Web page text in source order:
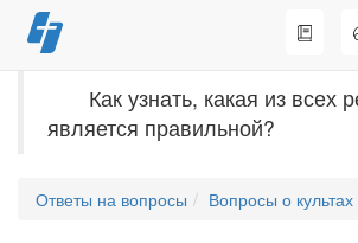
Перейти
к
Как узнать, какая из всех
является правильной?
Ответы на вопросы Вопросы о